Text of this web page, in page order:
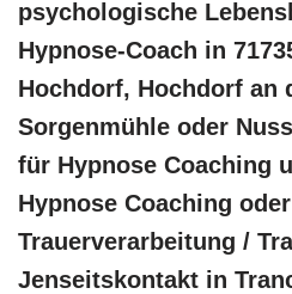
psychologische
Hypnose-Coach in
Hochdorf, Hochdorf an
Sorgenmühle oder
für Hypnose Coaching
Hypnose Coaching
Trauerverarbeitung /
Jenseitskontakt in